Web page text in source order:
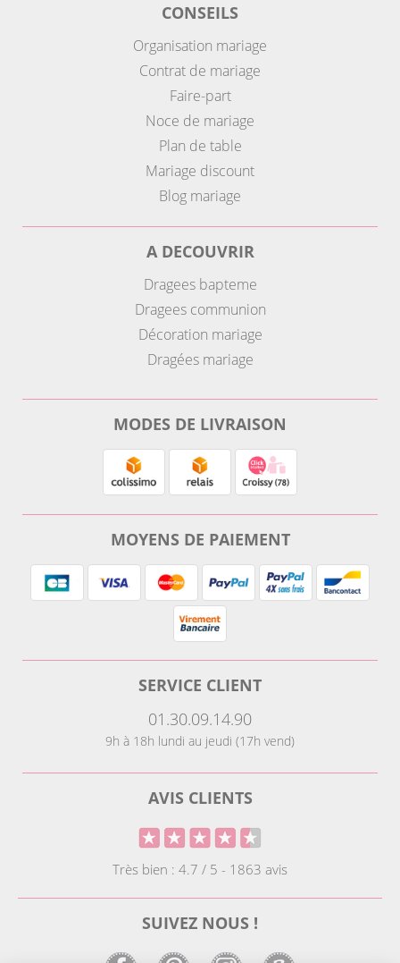
CONSEILS
Organisation mariage
Contrat de mariage
Faire-part
Noce de mariage
Plan de table
Mariage discount
Blog mariage
A DECOUVRIR
Dragees bapteme
Dragees communion
Décoration mariage
Dragées mariage
MODES DE LIVRAISON
MOYENS DE PAIEMENT
SERVICE CLIENT
01.30.09.14.90
9h à 18h lundi au jeudi (17h vend)
AVIS CLIENTS
Très bien : 4.7 / 5 - 1863 avis
SUIVEZ NOUS !